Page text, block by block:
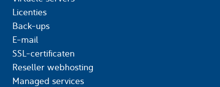
Licenties
Back-ups
E-mail
SSL-certificaten
Reseller webhosting
Managed services